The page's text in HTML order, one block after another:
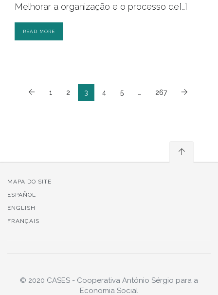
Melhorar a organização e o processo de[…]
READ MORE
1 2 3 4 5 267
MAPA DO SITE
ESPAÑOL
ENGLISH
FRANÇAIS
© 2020 CASES - Cooperativa António Sérgio para a
Economia Social